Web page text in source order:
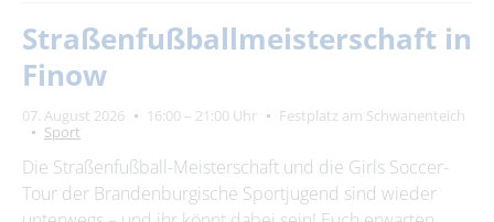
Straßenfußballmeisterschaft in
Finow
07. August 2026 16:00 – 21:00 Uhr
Festplatz am Schwanenteich
Sport
Die Straßenfußball-Meisterschaft und die Girls Soccer-
Tour der Brandenburgische Sportjugend sind wieder